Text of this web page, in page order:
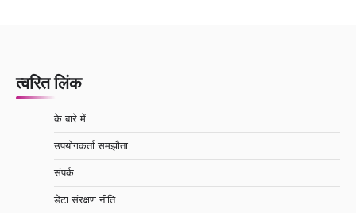
त्वरित लिंक
के बारे में
उपयोगकर्ता समझौता
संपर्क
डेटा संरक्षण नीति